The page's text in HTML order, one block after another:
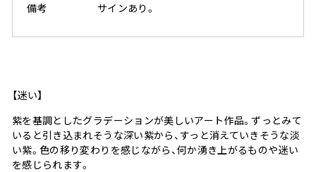
備考
サインあり。
【迷い】
紫を基調としたグラデーションが美しいアート作品。ずっとみて
いると引き込まれそうな深い紫から、すっと消えていきそうな淡
い紫。色の移り変わりを感じながら、何か湧き上がるものや迷い
を感じられます。